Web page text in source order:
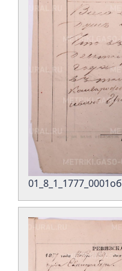
01_8_1_1777_0001об